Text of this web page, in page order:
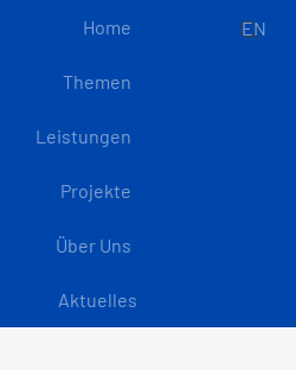
Home
Themen
Leistungen
Projekte
Über Uns
Aktuelles
EN